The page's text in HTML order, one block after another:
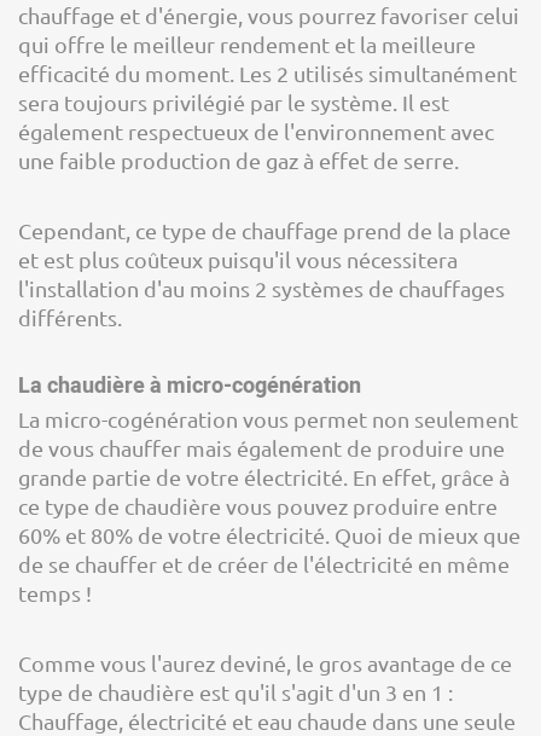
chauffage et d'énergie, vous pourrez favoriser celui
qui offre le meilleur rendement et la meilleure
efficacité du moment. Les 2 utilisés simultanément
sera toujours privilégié par le système. Il est
également respectueux de l'environnement avec
une faible production de gaz à effet de serre.
Cependant, ce type de chauffage prend de la place
et est plus coûteux puisqu'il vous nécessitera
l'installation d'au moins 2 systèmes de chauffages
différents.
La chaudière à micro-cogénération
La micro-cogénération vous permet non seulement
de vous chauffer mais également de produire une
grande partie de votre électricité. En effet, grâce à
ce type de chaudière vous pouvez produire entre
60% et 80% de votre électricité. Quoi de mieux que
de se chauffer et de créer de l'électricité en même
temps !
Comme vous l'aurez deviné, le gros avantage de ce
type de chaudière est qu'il s'agit d'un 3 en 1 :
Chauffage, électricité et eau chaude dans une seule